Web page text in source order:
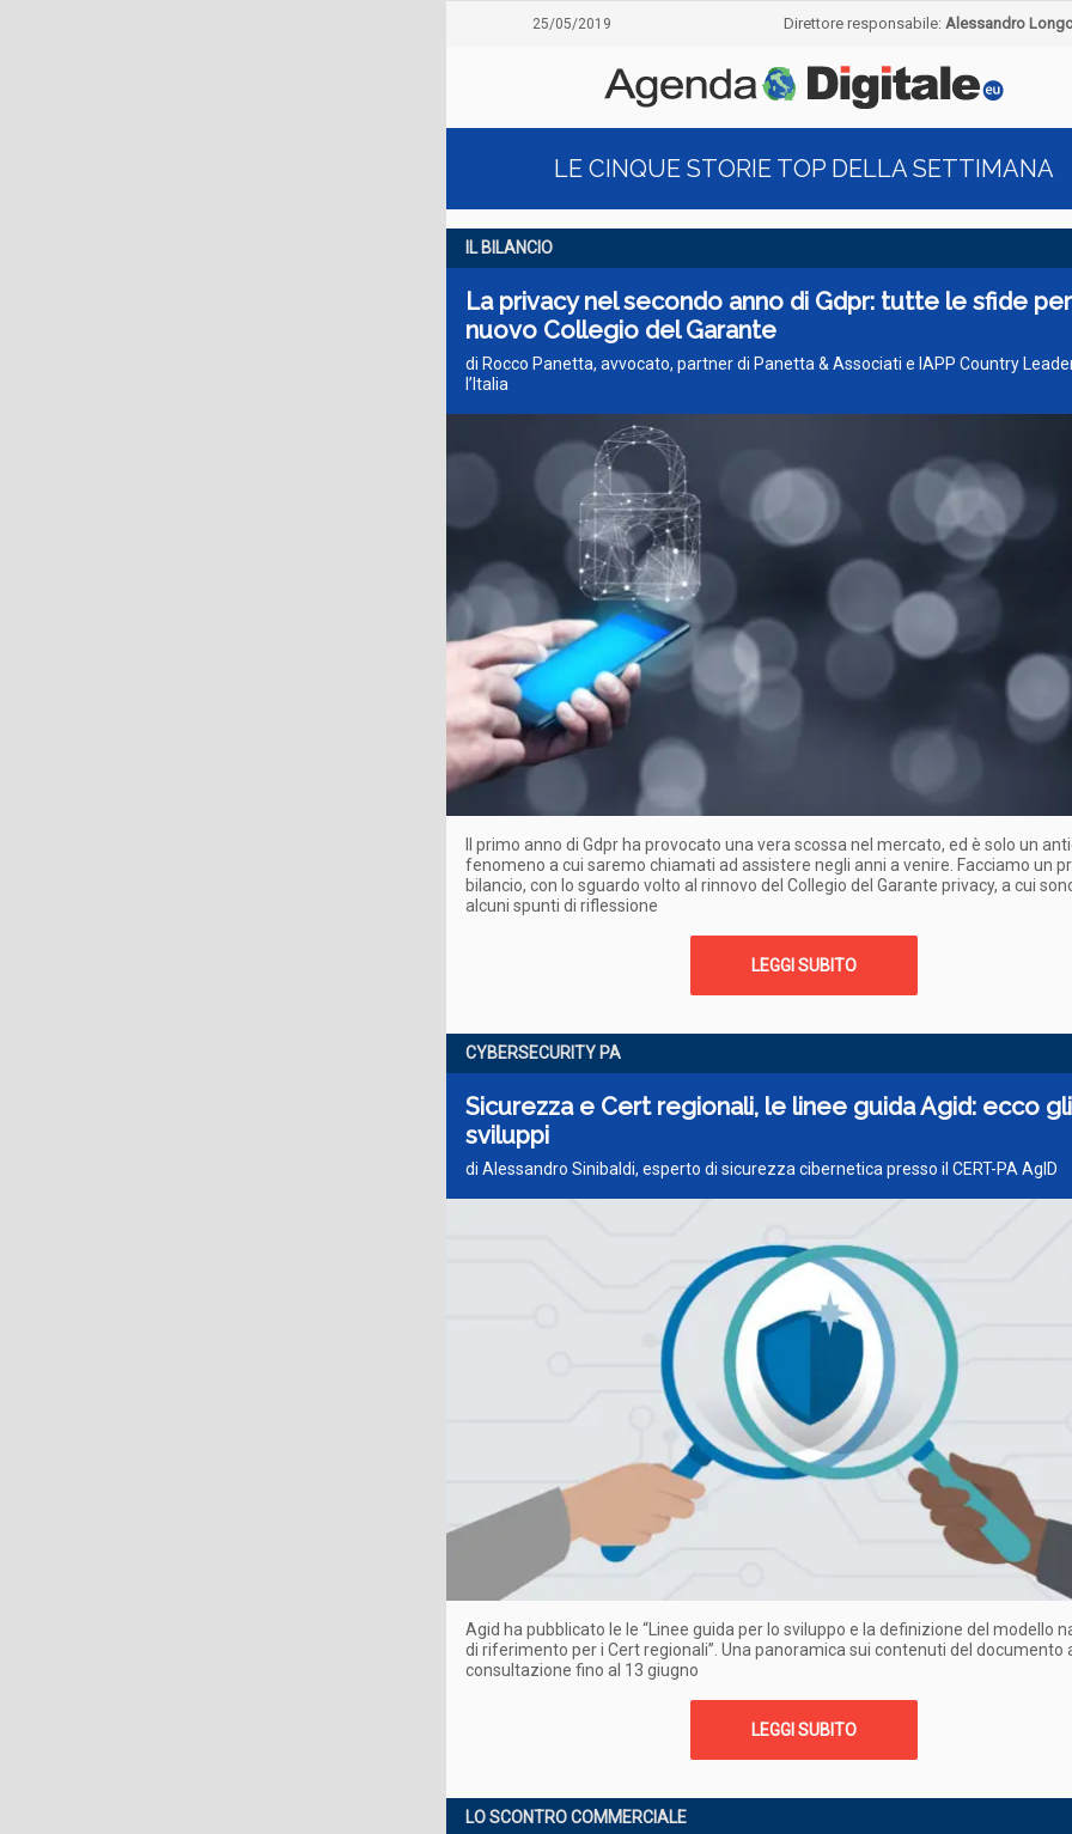
25/05/2019 Direttore responsabile: Alessandro
LE CINQUE STORIE TOP DELLA SETTIMANA
IL BILANCIO
La privacy nel secondo anno di Gdpr: tutte le sfide
nuovo Collegio del Garante
di Rocco Panetta, avvocato, partner di Panetta & Associati e IAPP Country
l’Italia
Il primo anno di Gdpr ha provocato una vera scossa nel mercato, ed è solo un
fenomeno a cui saremo chiamati ad assistere negli anni a venire. Facciamo un
bilancio, con lo sguardo volto al rinnovo del Collegio del Garante privacy, a cui
alcuni spunti di riflessione
LEGGI SUBITO
CYBERSECURITY PA
Sicurezza e Cert regionali, le linee guida Agid: ecco gli
sviluppi
di Alessandro Sinibaldi, esperto di sicurezza cibernetica presso il CERT-PA AgID
Agid ha pubblicato le le “Linee guida per lo sviluppo e la definizione del modello
di riferimento per i Cert regionali”. Una panoramica sui contenuti del documento
consultazione fino al 13 giugno
LEGGI SUBITO
LO SCONTRO COMMERCIALE